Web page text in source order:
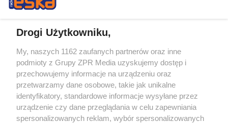
Żaden utwór zamieszczony w serwisie nie może być powielany i
rozpowszechniany lub dalej rozpowszechniany w jakikolwiek sposób (w
tym także elektroniczny lub mechaniczny) na jakimkolwiek polu
eksploatacji w jakiejkolwiek formie, włącznie z umieszczaniem w
Internecie bez pisemnej zgody właściciela praw. Jakiekolwiek użycie lub
wykorzystanie utworów w całości lub w części z naruszeniem prawa,
tzn. bez właściwej zgody, jest zabronione pod groźbą kary i może być
ścigane prawnie.
Drogi Użytkowniku,
My, naszych 1162 zaufanych partnerów oraz inne
podmioty z Grupy ZPR Media uzyskujemy dostęp i
przechowujemy informacje na urządzeniu oraz
przetwarzamy dane osobowe, takie jak unikalne
identyfikatory, standardowe informacje wysyłane przez
urządzenie czy dane przeglądania w celu zapewniania
spersonalizowanych reklam, wybór spersonalizowanych